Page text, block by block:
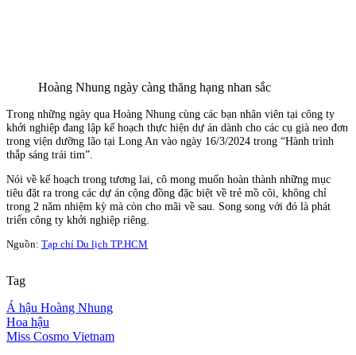
Hoàng Nhung ngày càng thăng hạng nhan sắc
Trong những ngày qua Hoàng Nhung cùng các bạn nhân viên tại công ty
khởi nghiệp đang lập kế hoạch thực hiện dự án dành cho các cụ già neo đơn
trong viện dưỡng lão tại Long An vào ngày 16/3/2024 trong “Hành trình
thắp sáng trái tim”.
Nói về kế hoạch trong tương lai, cô mong muốn hoàn thành những mục
tiêu đặt ra trong các dự án cộng đồng đặc biệt về trẻ mồ côi, không chỉ
trong 2 năm nhiệm kỳ mà còn cho mãi về sau. Song song với đó là phát
triển công ty khởi nghiệp riêng.
Nguồn: Tạp chí Du lịch TP.HCM
Tag
Á hậu Hoàng Nhung
Hoa hậu
Miss Cosmo Vietnam